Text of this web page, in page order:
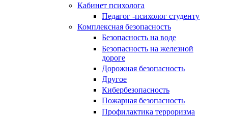
Кабинет психолога
Педагог -психолог студенту
Комплексная безопасность
Безопасность на воде
Безопасность на железной
дороге
Дорожная безопасность
Другое
Кибербезопасность
Пожарная безопасность
Профилактика терроризма